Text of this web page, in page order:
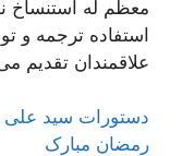
معظّم له استنساخ
استفاده ترجمه و
علاقمندان تقدیم
دستورات سید
رمضان مبارک